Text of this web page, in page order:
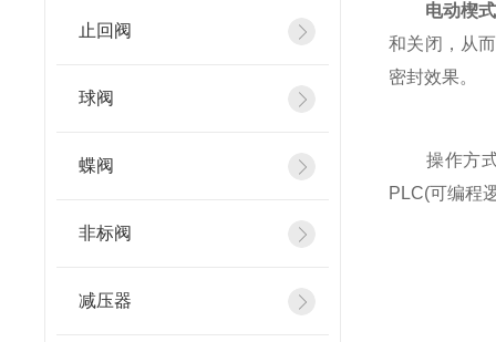
止回阀
球阀
蝶阀
非标阀
减压器
电动楔
和关闭，从
密封效果。
操作方式
PLC(可编程